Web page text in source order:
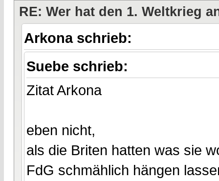
RE: Wer hat den 1. Weltkrieg
Arkona schrieb:
Suebe schrieb:
Zitat Arkona
eben nicht,
als die Briten hatten was sie
FdG schmählich hängen